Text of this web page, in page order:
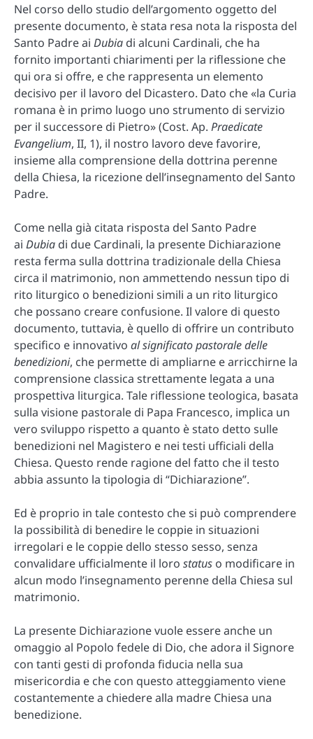
Nel corso dello studio dell’argomento oggetto del
presente documento, è stata resa nota la risposta del
Santo Padre ai Dubia di alcuni Cardinali, che ha
fornito importanti chiarimenti per la riflessione che
qui ora si offre, e che rappresenta un elemento
decisivo per il lavoro del Dicastero. Dato che «la Curia
romana è in primo luogo uno strumento di servizio
per il successore di Pietro» (Cost. Ap. Praedicate
Evangelium, II, 1), il nostro lavoro deve favorire,
insieme alla comprensione della dottrina perenne
della Chiesa, la ricezione dell’insegnamento del Santo
Padre.
Come nella già citata risposta del Santo Padre
ai Dubia di due Cardinali, la presente Dichiarazione
resta ferma sulla dottrina tradizionale della Chiesa
circa il matrimonio, non ammettendo nessun tipo di
rito liturgico o benedizioni simili a un rito liturgico
che possano creare confusione. Il valore di questo
documento, tuttavia, è quello di offrire un contributo
specifico e innovativo al significato pastorale delle
benedizioni, che permette di ampliarne e arricchirne la
comprensione classica strettamente legata a una
prospettiva liturgica. Tale riflessione teologica, basata
sulla visione pastorale di Papa Francesco, implica un
vero sviluppo rispetto a quanto è stato detto sulle
benedizioni nel Magistero e nei testi ufficiali della
Chiesa. Questo rende ragione del fatto che il testo
abbia assunto la tipologia di “Dichiarazione”.
Ed è proprio in tale contesto che si può comprendere
la possibilità di benedire le coppie in situazioni
irregolari e le coppie dello stesso sesso, senza
convalidare ufficialmente il loro status o modificare in
alcun modo l’insegnamento perenne della Chiesa sul
matrimonio.
La presente Dichiarazione vuole essere anche un
omaggio al Popolo fedele di Dio, che adora il Signore
con tanti gesti di profonda fiducia nella sua
misericordia e che con questo atteggiamento viene
costantemente a chiedere alla madre Chiesa una
benedizione.